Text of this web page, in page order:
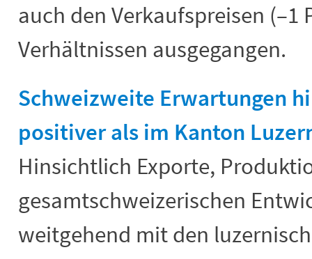
auch den Verkaufspreisen
Verhältnissen ausgegangen.
Schweizweite Erwartungen
positiver als im Kanton
Hinsichtlich Exporte,
gesamtschweizerischen
weitgehend mit den